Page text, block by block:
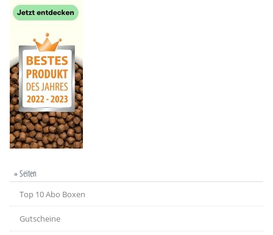
» Seiten
Top 10 Abo Boxen
Gutscheine